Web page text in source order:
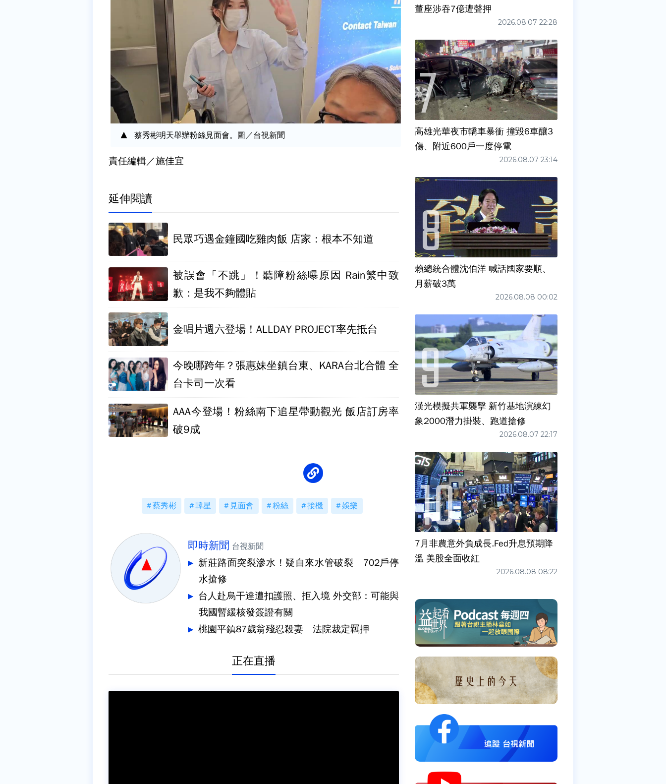
蔡秀彬明天舉辦粉絲見面會。圖／台視新聞
責任編輯／施佳宜
延伸閱讀
民眾巧遇金鐘國吃雞肉飯 店家：根本不知道
被誤會「不跳」！聽障粉絲曝原因 Rain繁中致
歉：是我不夠體貼
金唱片週六登場！ALLDAY PROJECT率先抵台
今晚哪跨年？張惠妹坐鎮台東、KARA台北合體 全
台卡司一次看
AAA今登場！粉絲南下追星帶動觀光 飯店訂房率
破9成
蔡秀彬 韓星 見面會 粉絲 接機 娛樂
即時新聞 台視新聞
新莊路面突裂滲水！疑自來水管破裂 702戶停
水搶修
台人赴烏干達遭扣護照、拒入境 外交部：可能與
我國暫緩核發簽證有關
桃園平鎮87歲翁殘忍殺妻 法院裁定羈押
正在直播
董座涉吞7億遭聲押
2026.08.07 22:28
高雄光華夜市轎車暴衝 撞毀6車釀3
傷、附近600戶一度停電
2026.08.07 23:14
賴總統合體沈伯洋 喊話國家要順、
月薪破3萬
2026.08.08 00:02
漢光模擬共軍襲擊 新竹基地演練幻
象2000潛力掛裝、跑道搶修
2026.08.07 22:17
7月非農意外負成長.Fed升息預期降
溫 美股全面收紅
2026.08.08 08:22